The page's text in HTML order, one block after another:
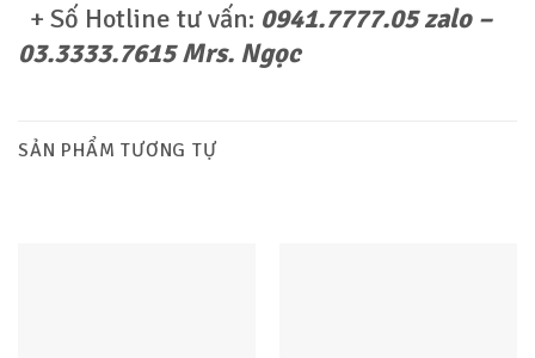
+ Số Hotline tư vấn: 0941.7777.05 zalo –
03.3333.7615 Mrs. Ngọc
SẢN PHẨM TƯƠNG TỰ